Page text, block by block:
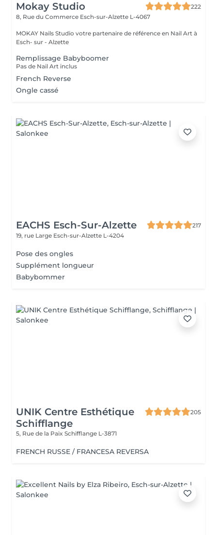
Mokay Studio
222
8, Rue du Commerce Esch-sur-Alzette L-4067
MOKAY Nails Studio votre partenaire de référence en Nail Art à
Esch- sur - Alzette
Remplissage Babyboomer
Pas de Nail Art inclus
French Reverse
Ongle cassé
EACHS Esch-Sur-Alzette
217
19, rue Large Esch-sur-Alzette L-4204
Pose des ongles
Supplément longueur
Babybommer
UNIK Centre Esthétique
Schifflange
205
5, Rue de la Paix Schifflange L-3871
FRENCH RUSSE / FRANCESA REVERSA